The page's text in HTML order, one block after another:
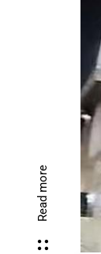
Read more